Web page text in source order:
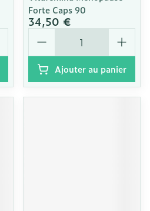
Forte Caps 90
34,50 €
Quantité
Ajouter au panier